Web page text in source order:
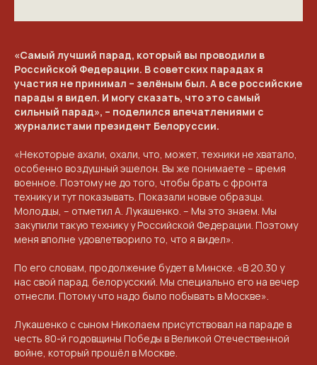
«Самый лучший парад, который вы проводили в
Российской Федерации. В советских парадах я
участия не принимал – зелёным был. А все российские
парады я видел. И могу сказать, что это самый
сильный парад», – поделился впечатлениями с
журналистами президент Белоруссии.
«Некоторые ахали, охали, что, может, техники не хватало,
особенно воздушный эшелон. Вы же понимаете – время
военное. Поэтому не до того, чтобы брать с фронта
технику и тут показывать. Показали новые образцы.
Молодцы, – отметил А. Лукашенко. – Мы это знаем. Мы
закупили такую технику у Российской Федерации. Поэтому
меня вполне удовлетворило то, что я видел».
По его словам, продолжение будет в Минске. «В 20.30 у
нас свой парад, белорусский. Мы специально его на вечер
отнесли. Потому что надо было побывать в Москве».
Лукашенко с сыном Николаем присутствовал на параде в
честь 80-й годовщины Победы в Великой Отечественной
войне, который прошёл в Москве.
КОНТАКТЫ
ПРИГЛАШАЕМ ВАС ПРИНЯТЬ УЧАСТИЕ
В ПРОЕКТЕVICTORYDAY80.RU